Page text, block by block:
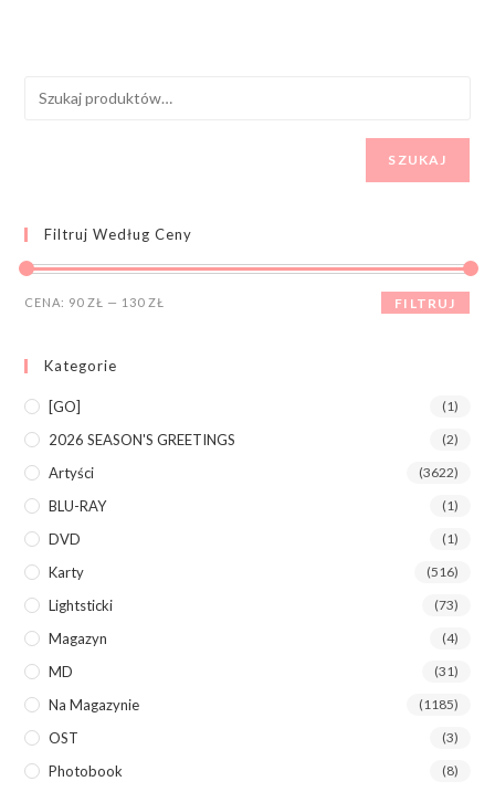
SZUKAJ
Filtruj Według Ceny
FILTRUJ
CENA: 90 ZŁ — 130 ZŁ
Kategorie
[GO] (1)
2026 SEASON'S GREETINGS (2)
Artyści (3622)
BLU-RAY (1)
DVD (1)
Karty (516)
Lightsticki (73)
Magazyn (4)
MD (31)
Na Magazynie (1185)
OST (3)
Photobook (8)